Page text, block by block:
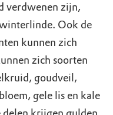
verdwenen zijn,
Ook de
kunnen zich
zich soorten
goudveil,
gele lis en kale